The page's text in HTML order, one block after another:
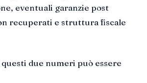
eventuali garanzie post
recuperati e struttura fiscale
due numeri può essere